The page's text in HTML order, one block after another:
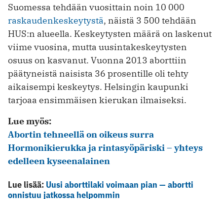
Suomessa tehdään vuosittain noin 10 000
raskaudenkeskeytystä, näistä 3 500 tehdään
HUS:n alueella. Keskeytysten määrä on laskenut
viime vuosina, mutta uusintakeskeytysten
osuus on kasvanut. Vuonna 2013 aborttiin
päätyneistä naisista 36 prosentille oli tehty
aikaisempi keskeytys. Helsingin kaupunki
tarjoaa ensimmäisen kierukan ilmaiseksi.
Lue myös:
Abortin tehneellä on oikeus surra
Hormonikierukka ja rintasyöpäriski – yhteys
edelleen kyseenalainen
Lue lisää: Uusi aborttilaki voimaan pian — abortti
onnistuu jatkossa helpommin